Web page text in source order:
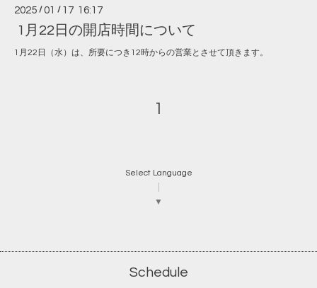
2025 /01 / 17 16:17
1月22日の開店時間について
1月22日（水）は、所要につき12時からの営業とさせて頂きます。
1
Select Language
▼
Schedule